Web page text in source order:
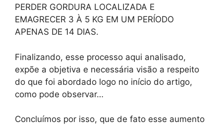
PERDER GORDURA LOCALIZADA E
EMAGRECER 3 À 5 KG EM UM PERÍODO
APENAS DE 14 DIAS.
Finalizando, esse processo aqui analisado,
expõe a objetiva e necessária visão a respeito
do que foi abordado logo no início do artigo,
como pode observar…
Concluímos por isso, que de fato esse aumento